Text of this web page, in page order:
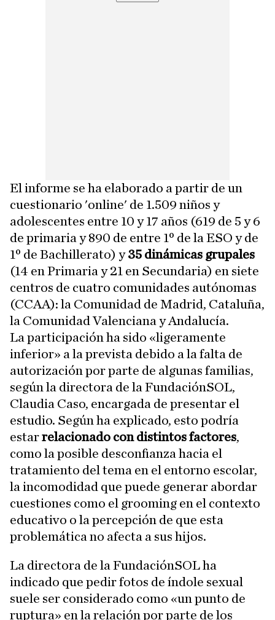
El informe se ha elaborado a partir de un
cuestionario 'online' de 1.509 niños y
adolescentes entre 10 y 17 años (619 de 5 y 6
de primaria y 890 de entre 1º de la ESO y de
1º de Bachillerato) y35 dinámicas grupales
(14 en Primaria y 21 en Secundaria) en siete
centros de cuatro comunidades autónomas
(CCAA): la Comunidad de Madrid, Cataluña,
la Comunidad Valenciana y Andalucía.
La participación ha sido «ligeramente
inferior» a la prevista debido a la falta de
autorización por parte de algunas familias,
según la directora de la FundaciónSOL,
Claudia Caso, encargada de presentar el
estudio. Según ha explicado, esto podría
estarrelacionado con distintos factores,
como la posible desconfianza hacia el
tratamiento del tema en el entorno escolar,
la incomodidad que puede generar abordar
cuestiones como el grooming en el contexto
educativo o la percepción de que esta
problemática no afecta a sus hijos.
La directora de la FundaciónSOL ha
indicado que pedir fotos de índole sexual
suele ser considerado como «un punto de
ruptura» en la relación por parte de los